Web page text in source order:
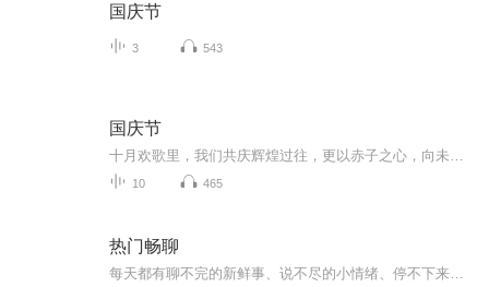
国庆节
3 543
国庆节
10 465
热门畅聊